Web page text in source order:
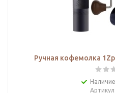
Ручная кофемолка
Артикул